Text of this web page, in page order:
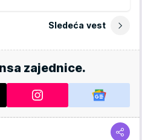
Sledeća vest
zajednice.